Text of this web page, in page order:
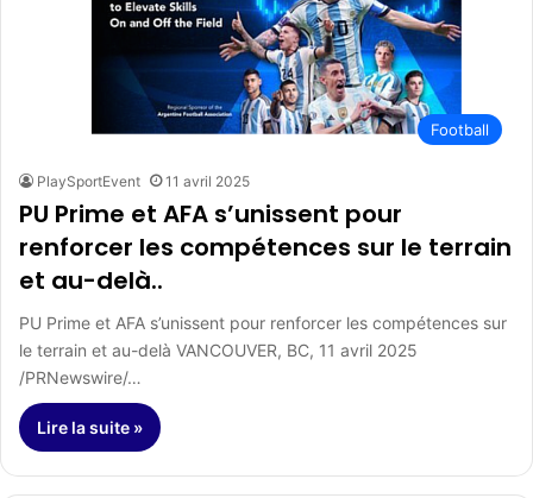
Football
PlaySportEvent 11 avril 2025
PU Prime et AFA s’unissent pour
renforcer les compétences sur le terrain
et au-delà..
PU Prime et AFA s’unissent pour renforcer les compétences sur
le terrain et au-delà VANCOUVER, BC, 11 avril 2025
/PRNewswire/…
Lire la suite »